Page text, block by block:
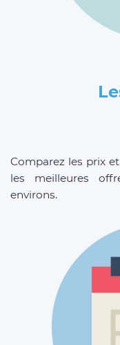
Comparez les prix
les meilleures
environs.